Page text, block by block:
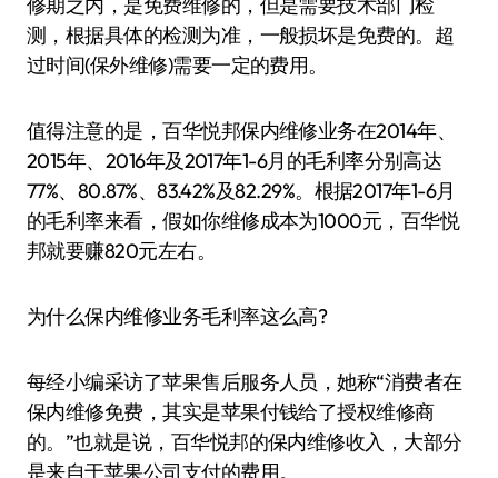
测，根据具体的检测为准，一般损坏是免费的。超
过时间(保外维修)需要一定的费用。
值得注意的是，百华悦邦保内维修业务在2014年、
2015年、2016年及2017年1-6月的毛利率分别高达
77%、80.87%、83.42%及82.29%。根据2017年1-6月
的毛利率来看，假如你维修成本为1000元，百华悦
邦就要赚820元左右。
为什么保内维修业务毛利率这么高?
每经小编采访了苹果售后服务人员，她称“消费者在
保内维修免费，其实是苹果付钱给了授权维修商
的。”也就是说，百华悦邦的保内维修收入，大部分
是来自于苹果公司支付的费用。